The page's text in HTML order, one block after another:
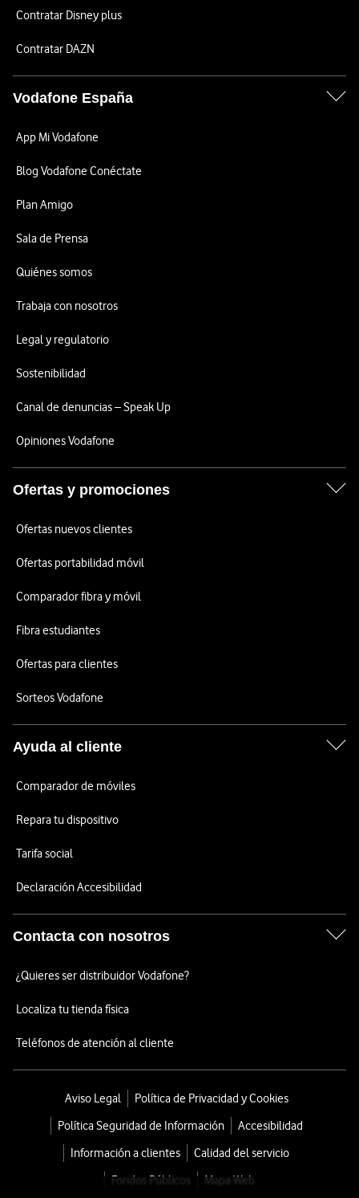
Contratar Disney plus
Contratar DAZN
Vodafone España
App Mi Vodafone
Blog Vodafone Conéctate
Plan Amigo
Sala de Prensa
Quiénes somos
Trabaja con nosotros
Legal y regulatorio
Sostenibilidad
Canal de denuncias – Speak Up
Opiniones Vodafone
Ofertas y promociones
Ofertas nuevos clientes
Ofertas portabilidad móvil
Comparador fibra y móvil
Fibra estudiantes
Ofertas para clientes
Sorteos Vodafone
Ayuda al cliente
Comparador de móviles
Repara tu dispositivo
Tarifa social
Declaración Accesibilidad
Contacta con nosotros
¿Quieres ser distribuidor Vodafone?
Localiza tu tienda física
Teléfonos de atención al cliente
Aviso Legal
Política de Privacidad y Cookies
Política Seguridad de Información
Accesibilidad
Información a clientes
Calidad del servicio
Fondos Públicos
Mapa Web